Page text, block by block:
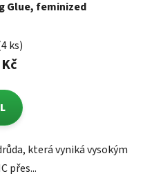
Glue, feminized
ks)
která vyniká vysokým
přes...